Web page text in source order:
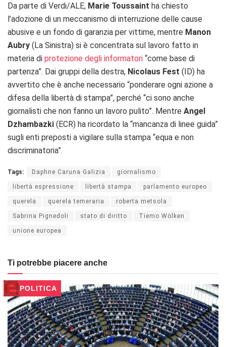
Da parte di Verdi/ALE, Marie Toussaint ha chiesto
l’adozione di un meccanismo di interruzione delle cause
abusive e un fondo di garanzia per vittime, mentre Manon
Aubry (La Sinistra) si è concentrata sul lavoro fatto in
materia di protezione degli informatori “come base di
partenza”. Dai gruppi della destra, Nicolaus Fest (ID) ha
avvertito che è anche necessario “ponderare ogni azione a
difesa della libertà di stampa”, perché “ci sono anche
giornalisti che non fanno un lavoro pulito”. Mentre Angel
Dzhambazki (ECR) ha ricordato la “mancanza di linee guida”
sugli enti preposti a vigilare sulla stampa “equa e non
discriminatoria”.
Tags: Daphne Caruna Galizia giornalismo
libertà espressione libertà stampa parlamento europeo
querela querela temeraria roberta metsola
Sabrina Pignedoli stato di diritto Tiemo Wölken
unione europea
Ti potrebbe piacere anche
POLITICA